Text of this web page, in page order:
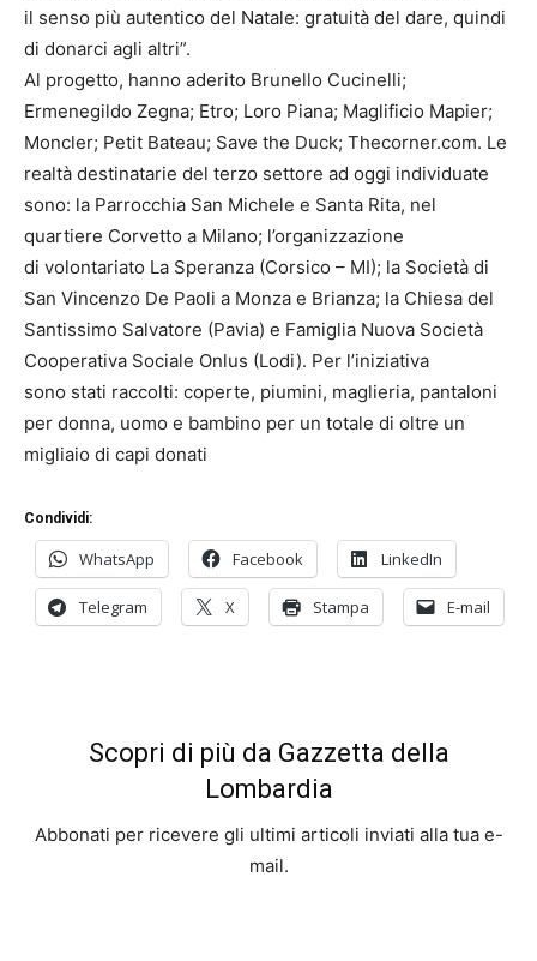
il senso più autentico del Natale: gratuità del dare, quindi
di donarci agli altri”.
Al progetto, hanno aderito Brunello Cucinelli;
Ermenegildo Zegna; Etro; Loro Piana; Maglificio Mapier;
Moncler; Petit Bateau; Save the Duck; Thecorner.com. Le
realtà destinatarie del terzo settore ad oggi individuate
sono: la Parrocchia San Michele e Santa Rita, nel
quartiere Corvetto a Milano; l’organizzazione
di volontariato La Speranza (Corsico – MI); la Società di
San Vincenzo De Paoli a Monza e Brianza; la Chiesa del
Santissimo Salvatore (Pavia) e Famiglia Nuova Società
Cooperativa Sociale Onlus (Lodi). Per l’iniziativa
sono stati raccolti: coperte, piumini, maglieria, pantaloni
per donna, uomo e bambino per un totale di oltre un
migliaio di capi donati
Condividi:
WhatsApp Facebook LinkedIn
Telegram X Stampa E-mail
Scopri di più da Gazzetta della
Lombardia
Abbonati per ricevere gli ultimi articoli inviati alla tua e-
mail.